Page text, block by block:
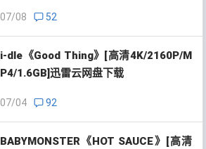
07/08 52
i-dle《Good Thing》[高清4K/2160P/M
P4/1.6GB]迅雷云网盘下载
07/04 92
BABYMONSTER《HOT SAUCE》[高清